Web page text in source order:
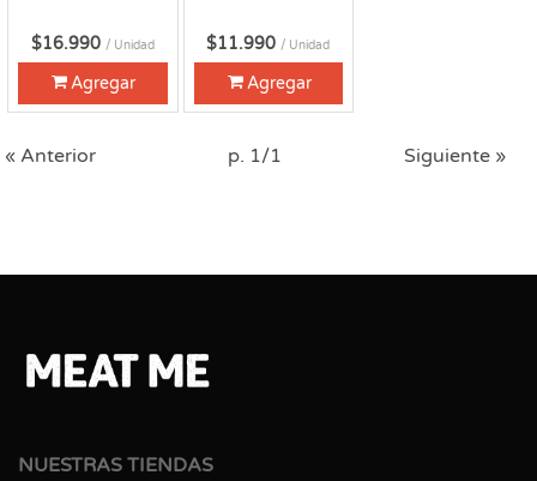
$16.990 / Unidad
Agregar
$11.990 / Unidad
Agregar
« Anterior p. 1/1 Siguiente »
NUESTRAS TIENDAS